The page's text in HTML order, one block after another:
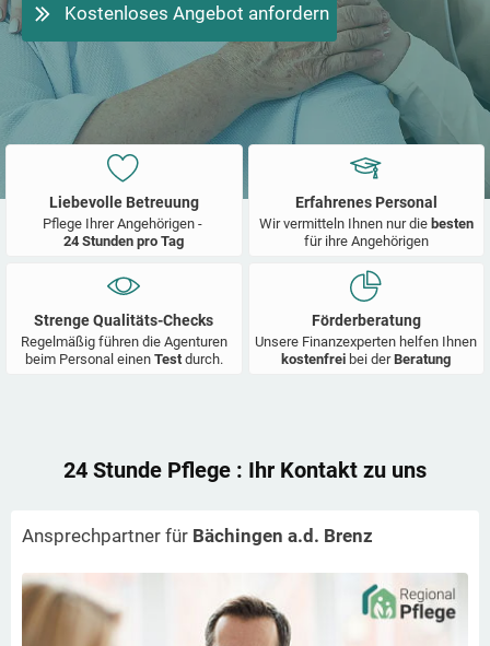
Kostenloses Angebot anfordern
Liebevolle Betreuung
Pflege Ihrer Angehörigen -
24 Stunden pro Tag
Erfahrenes Personal
Wir vermitteln Ihnen nur die besten
für ihre Angehörigen
Strenge Qualitäts-Checks
Regelmäßig führen die Agenturen
beim Personal einen Test durch.
Förderberatung
Unsere Finanzexperten helfen Ihnen
kostenfrei bei derBeratung
24 Stunde Pflege : Ihr Kontakt zu uns
Ansprechpartner für Bächingen a.d. Brenz